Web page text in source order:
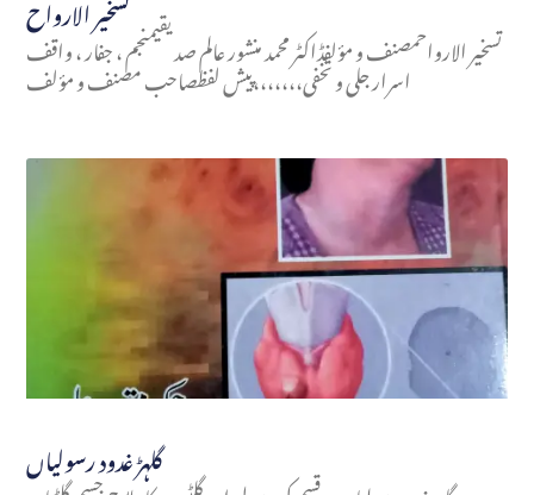
تسخير الارواح
تسخير الارواحمصنف و مؤلفڈاکٹر محمد منشور عالم صدیقیمنجم ، جفار ، واقف
اسرار جلی و تخفی،،،،،،،پیش لفظصاحب مصنف و مؤلف
گلہڑ غدود رسولیاں